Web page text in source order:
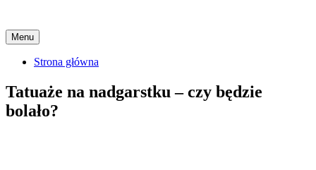
Menu Skip
to
content
Strona główna
Tatuaże na nadgarstku – czy będzie
bolało?